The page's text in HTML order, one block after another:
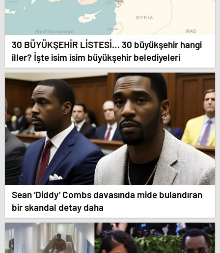
30 BÜYÜKŞEHİR LİSTESİ… 30 büyükşehir hangi
iller? İşte isim isim büyükşehir belediyeleri
Sean ‘Diddy’ Combs davasında mide bulandıran
bir skandal detay daha